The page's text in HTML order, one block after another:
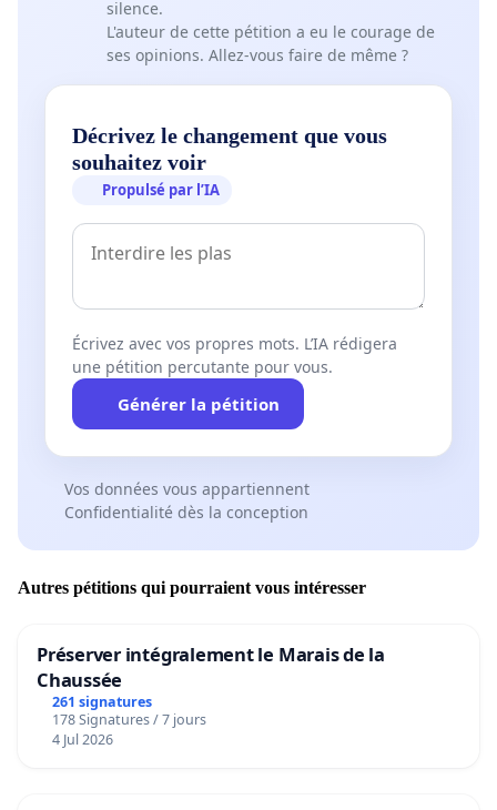
silence.
L'auteur de cette pétition a eu le courage de
ses opinions. Allez-vous faire de même ?
Décrivez le changement que vous
souhaitez voir
Propulsé par l’IA
Écrivez avec vos propres mots. L’IA rédigera
une pétition percutante pour vous.
Générer la pétition
Vos données vous appartiennent
Confidentialité dès la conception
Autres pétitions qui pourraient vous intéresser
Préserver intégralement le Marais de la
Chaussée
261 signatures
178 Signatures / 7 jours
4 Jul 2026